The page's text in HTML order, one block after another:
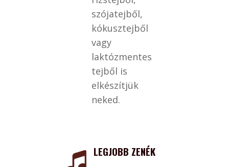
szójatejből,
kókusztejből
vagy
laktózmentes
tejből is
elkészítjük
neked.
LEGJOBB ZENÉK